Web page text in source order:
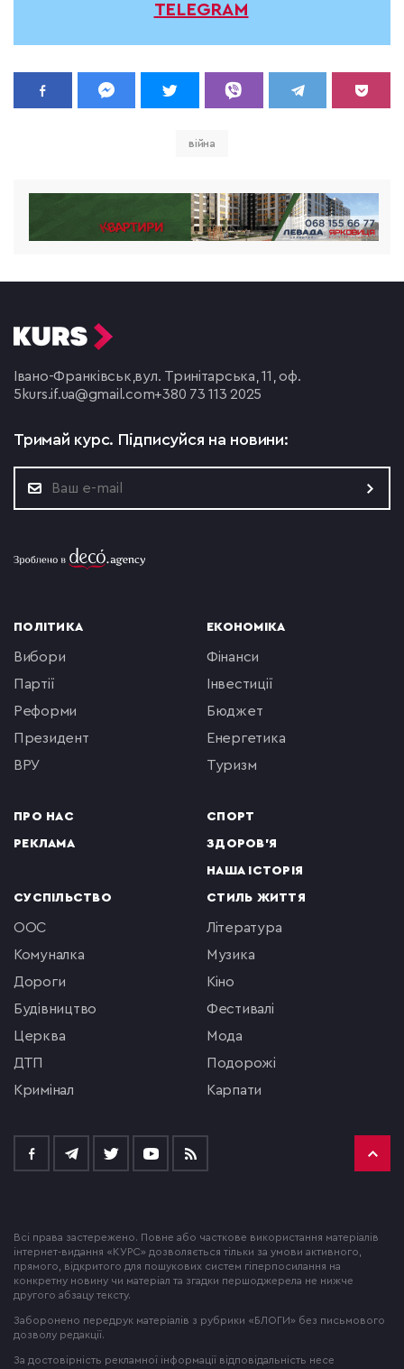
TELEGRAM
війна
Івано-Франківськ,вул. Тринітарська, 11, оф.
5 kurs.if.ua@gmail.com+380 73 113 2025
Тримай курс. Підписуйся на новини:
ПОЛІТИКА
вибори
партії
реформи
президент
ВРУ
ПРО НАС
РЕКЛАМА
ЕКОНОМІКА
фінанси
інвестиції
бюджет
енергетика
туризм
СПОРТ
ЗДОРОВ'Я
НАША ІСТОРІЯ
СУСПІЛЬСТВО
ООС
комуналка
Дороги
будівництво
церква
ДТП
кримінал
СТИЛЬ ЖИТТЯ
література
музика
кіно
фестивалі
мода
подорожі
Карпати
Всі права застережено. Повне або часткове використання матеріалів
інтернет-видання «КУРС» дозволяється тільки за умови активного,
прямого, відкритого для пошукових систем гіперпосилання на
конкретну новину чи матеріал та згадки першоджерела не нижче
другого абзацу тексту.
Заборонено передрук матеріалів з рубрики «БЛОГИ» без письмового
дозволу редакції.
За достовірність рекламної інформації відповідальність несе